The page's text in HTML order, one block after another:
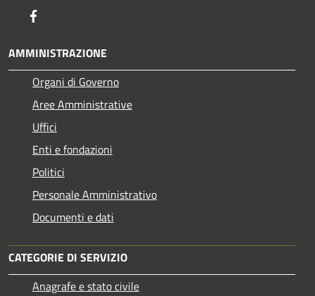
AMMINISTRAZIONE
Organi di Governo
Aree Amministrative
Uffici
Enti e fondazioni
Politici
Personale Amministrativo
Documenti e dati
CATEGORIE DI SERVIZIO
Anagrafe e stato civile